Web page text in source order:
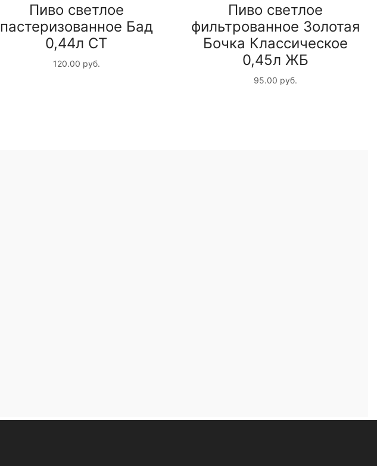
Пиво светлое
пастеризованное Бад
0,44л СТ
120.00 руб.
Пиво светлое
фильтрованное Золотая
Бочка Классическое
0,45л ЖБ
95.00 руб.